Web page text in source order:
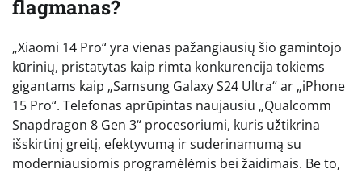
flagmanas?
„Xiaomi 14 Pro“ yra vienas pažangiausių šio gamintojo
kūrinių, pristatytas kaip rimta konkurencija tokiems
gigantams kaip „Samsung Galaxy S24 Ultra“ ar „iPhone
15 Pro“. Telefonas aprūpintas naujausiu „Qualcomm
Snapdragon 8 Gen 3“ procesoriumi, kuris užtikrina
išskirtinį greitį, efektyvumą ir suderinamumą su
moderniausiomis programėlėmis bei žaidimais. Be to,